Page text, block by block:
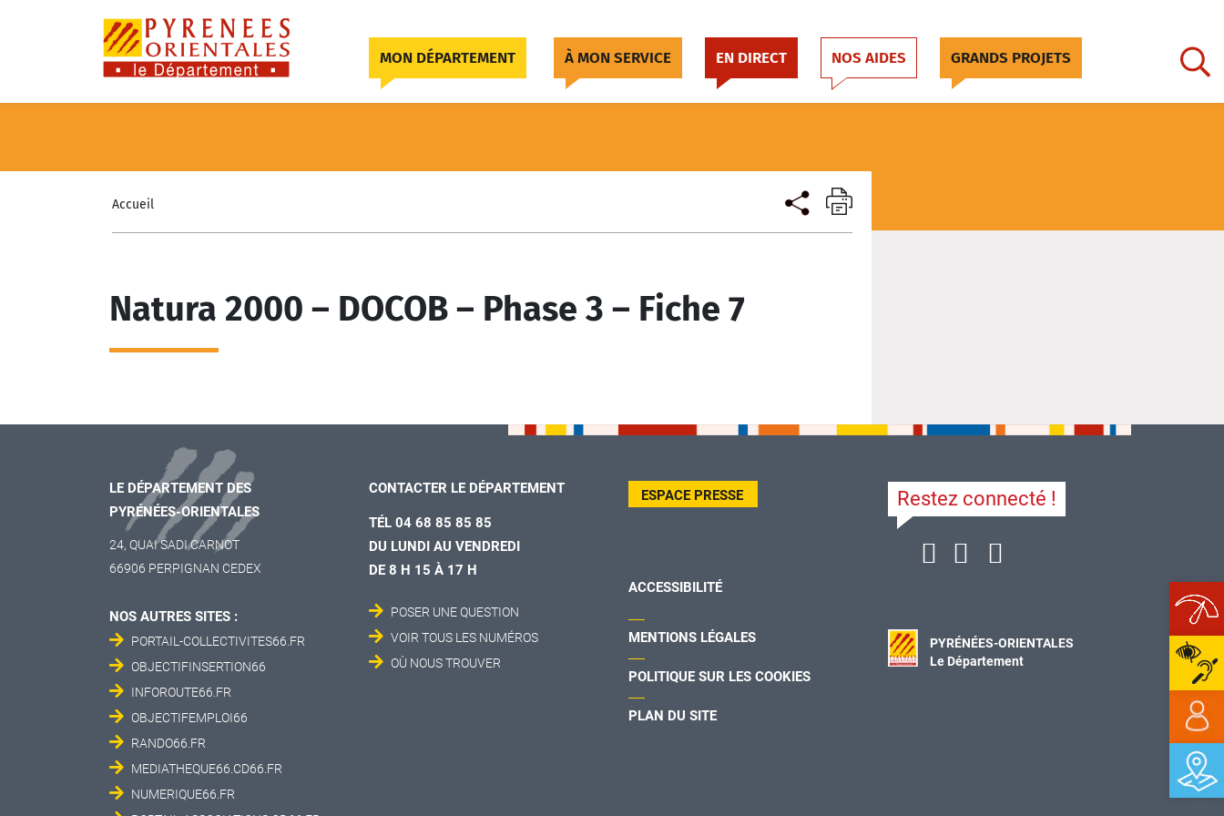
MON DÉPARTEMENT À MON SERVICE EN DIRECT NOS AIDES GRANDS PROJETS
Accueil
Natura 2000 – DOCOB – Phase 3 – Fiche 7
LE DÉPARTEMENT DES
PYRÉNÉES-ORIENTALES
24, QUAI SADI CARNOT
66906 PERPIGNAN CEDEX
NOS AUTRES SITES :
PORTAIL-COLLECTIVITES66.FR
OBJECTIFINSERTION66
INFOROUTE66.FR
OBJECTIFEMPLOI66
RANDO66.FR
MEDIATHEQUE66.CD66.FR
NUMERIQUE66.FR
CONTACTER LE DÉPARTEMENT
TÉL 04 68 85 85 85
DU LUNDI AU VENDREDI
DE 8 H 15 À 17 H
POSER UNE QUESTION
VOIR TOUS LES NUMÉROS
OÙ NOUS TROUVER
ESPACE PRESSE
ACCESSIBILITÉ
MENTIONS LÉGALES
POLITIQUE SUR LES COOKIES
PLAN DU SITE
Restez connecté !
PYRÉNÉES-ORIENTALES
Le Département